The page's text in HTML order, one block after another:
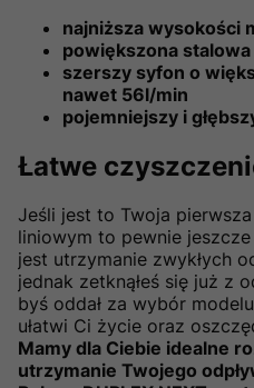
najniższa wysokości
powiększona
szerszy syfon o
nawet 56l/min
pojemniejszy i
Łatwe
Jeśli jest to Twoja
liniowym to pewnie
jest utrzymanie zwykłych
jednak zetknąłeś się już z
byś oddał za wybór
ułatwi Ci życie oraz
Mamy dla Ciebie idealne
utrzymanie Twojego